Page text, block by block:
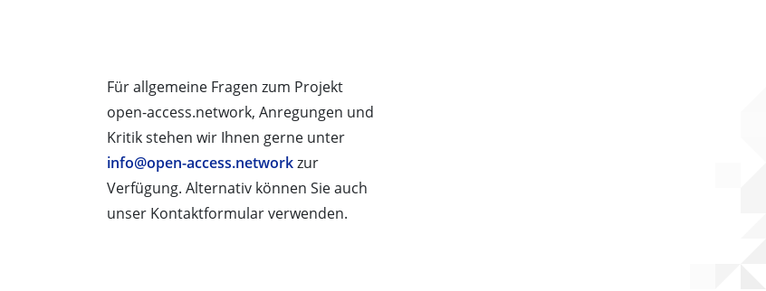
Für allgemeine Fragen zum Projekt
open-access.network, Anregungen und
Kritik stehen wir Ihnen gerne unter
info@open-access.networkzur
Verfügung. Alternativ können Sie auch
unser Kontaktformular verwenden.